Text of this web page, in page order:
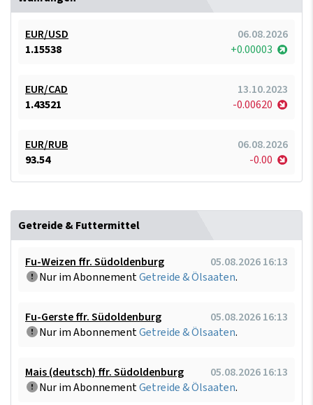
EUR/USD
06.08.2026
1.15538
+0.00003
EUR/CAD
13.10.2023
1.43521
-0.00620
EUR/RUB
06.08.2026
93.54
-0.00
Getreide & Futtermittel
Fu-Weizen ffr. Südoldenburg
05.08.2026 16:13
Nur im AbonnementGetreide & Ölsaaten.
Fu-Gerste ffr. Südoldenburg
05.08.2026 16:13
Nur im AbonnementGetreide & Ölsaaten.
Mais (deutsch) ffr. Südoldenburg
05.08.2026 16:13
Nur im AbonnementGetreide & Ölsaaten.